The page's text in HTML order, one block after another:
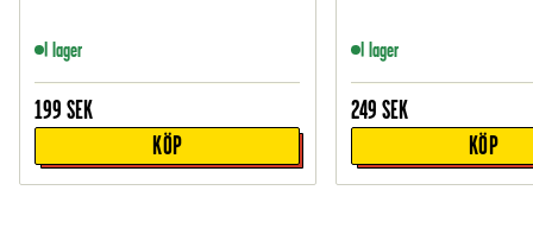
I lager
199 SEK
KÖP
I lager
249 SEK
KÖP